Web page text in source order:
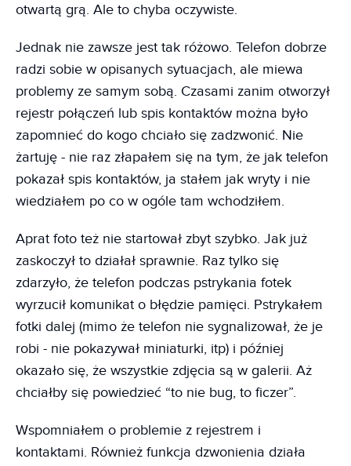
otwartą grą. Ale to chyba oczywiste.
Jednak nie zawsze jest tak różowo. Telefon dobrze
radzi sobie w opisanych sytuacjach, ale miewa
problemy ze samym sobą. Czasami zanim otworzył
rejestr połączeń lub spis kontaktów można było
zapomnieć do kogo chciało się zadzwonić. Nie
żartuję - nie raz złapałem się na tym, że jak telefon
pokazał spis kontaktów, ja stałem jak wryty i nie
wiedziałem po co w ogóle tam wchodziłem.
Aprat foto też nie startował zbyt szybko. Jak już
zaskoczył to działał sprawnie. Raz tylko się
zdarzyło, że telefon podczas pstrykania fotek
wyrzucił komunikat o błędzie pamięci. Pstrykałem
fotki dalej (mimo że telefon nie sygnalizował, że je
robi - nie pokazywał miniaturki, itp) i później
okazało się, że wszystkie zdjęcia są w galerii. Aż
chciałby się powiedzieć “to nie bug, to ficzer”.
Wspomniałem o problemie z rejestrem i
kontaktami. Również funkcja dzwonienia działa